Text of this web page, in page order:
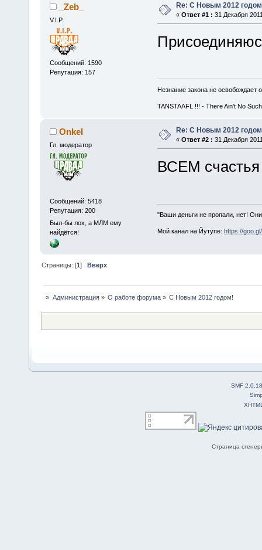
_Zeb_
V.I.P.
Сообщений: 1590
Репутация: 157
Re: С Новым 2012
« Ответ #1 : 31 Декабря
Незнание закона не освобождает
TANSTAAFL !!! - There Ain't No
Onkel
Гл. модератор
Сообщений: 5418
Репутация: 200
Был-бы лох, а МЛМ ему
найдётся!
Re: С Новым 2012
« Ответ #2 : 31 Декабря
ВСЕМ счастья
"Ваши деньги не пропали, нет!
Мой канал на Йутупе: https://
Страницы: [1]Вверх
» Администрация» О работе форума» С Новым 2012 годом!
SMF 2.0.18
Страница